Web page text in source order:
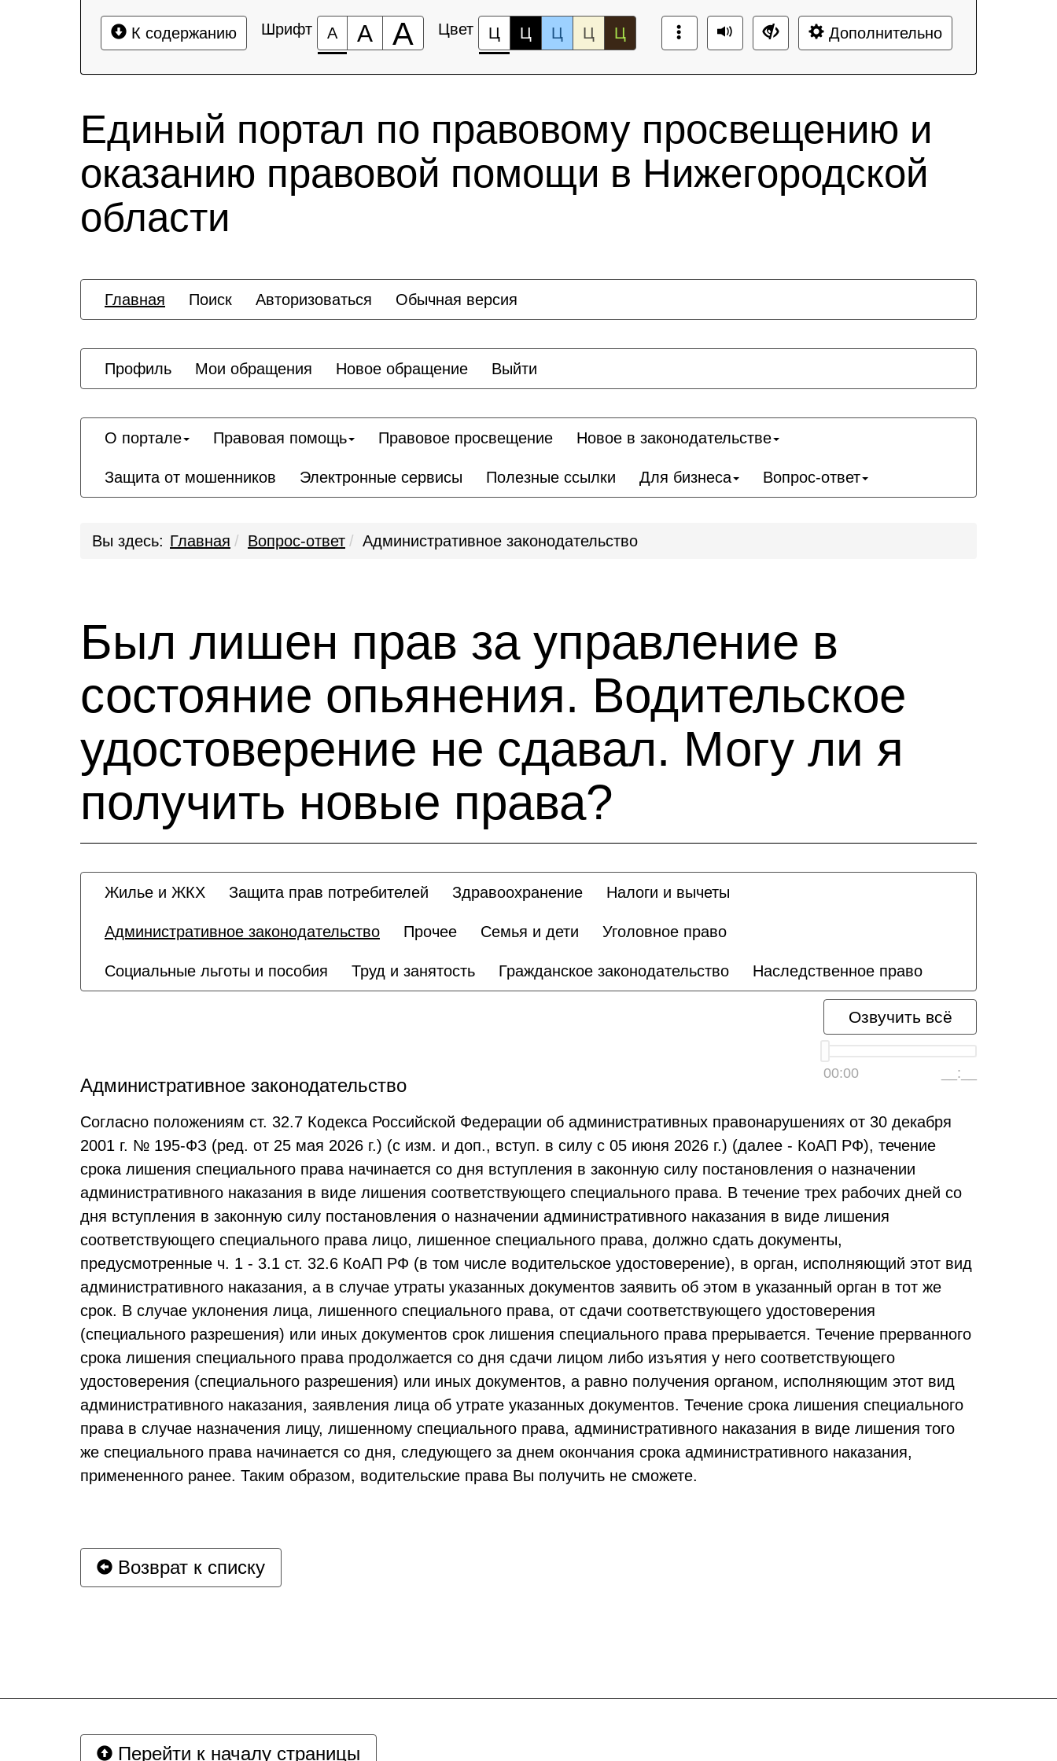
К содержанию Шрифт А А А Цвет Ц Ц Ц Ц Ц Дополнительно
Единый портал по правовому просвещению и
оказанию правовой помощи в Нижегородской
области
Главная Поиск Авторизоваться Обычная версия
Профиль Мои обращения Новое обращение Выйти
О портале Правовая помощь Правовое просвещение Новое в законодательстве
Защита от мошенников Электронные сервисы Полезные ссылки Для бизнеса Вопрос-ответ
Вы здесь: Главная Вопрос-ответ Административное законодательство
Был лишен прав за управление в
состояние опьянения. Водительское
удостоверение не сдавал. Могу ли я
получить новые права?
Жилье и ЖКХ Защита прав потребителей Здравоохранение Налоги и вычеты
Административное законодательство Прочее Семья и дети Уголовное право
Социальные льготы и пособия Труд и занятость Гражданское законодательство Наследственное право
Озвучить всё
00:00 __:__
Административное законодательство
Согласно положениям ст. 32.7 Кодекса Российской Федерации об административных правонарушениях от 30 декабря
2001 г. № 195-ФЗ (ред. от 25 мая 2026 г.) (с изм. и доп., вступ. в силу с 05 июня 2026 г.) (далее - КоАП РФ), течение
срока лишения специального права начинается со дня вступления в законную силу постановления о назначении
административного наказания в виде лишения соответствующего специального права. В течение трех рабочих дней со
дня вступления в законную силу постановления о назначении административного наказания в виде лишения
соответствующего специального права лицо, лишенное специального права, должно сдать документы,
предусмотренные ч. 1 - 3.1 ст. 32.6 КоАП РФ (в том числе водительское удостоверение), в орган, исполняющий этот вид
административного наказания, а в случае утраты указанных документов заявить об этом в указанный орган в тот же
срок. В случае уклонения лица, лишенного специального права, от сдачи соответствующего удостоверения
(специального разрешения) или иных документов срок лишения специального права прерывается. Течение прерванного
срока лишения специального права продолжается со дня сдачи лицом либо изъятия у него соответствующего
удостоверения (специального разрешения) или иных документов, а равно получения органом, исполняющим этот вид
административного наказания, заявления лица об утрате указанных документов. Течение срока лишения специального
права в случае назначения лицу, лишенному специального права, административного наказания в виде лишения того
же специального права начинается со дня, следующего за днем окончания срока административного наказания,
примененного ранее. Таким образом, водительские права Вы получить не сможете.
Возврат к списку
Перейти к началу страницы